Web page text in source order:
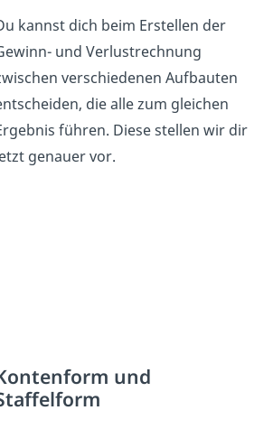
kannst dich beim Erstellen der
und Verlustrechnung
verschiedenen Aufbauten
die alle zum gleichen
führen. Diese stellen wir dir
genauer vor.
und